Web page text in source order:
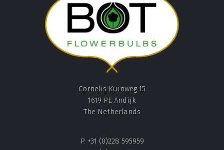
Cornelis Kuinweg 15
1619 PE Andijk
The Netherlands
P. +31 (0)228 595959